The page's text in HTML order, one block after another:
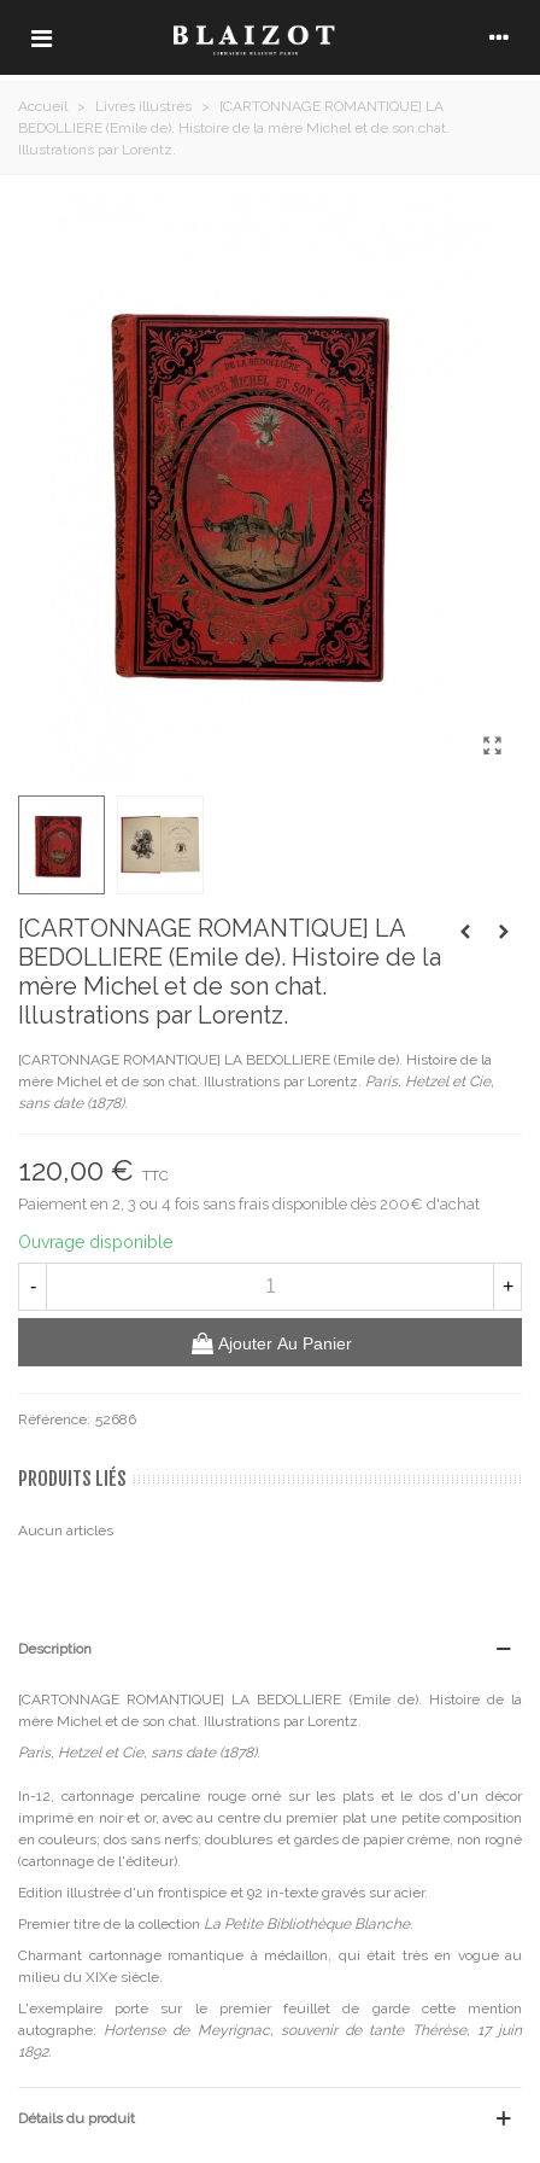
Accueil > Livres illustrés >
[CARTONNAGE ROMANTIQUE] LA
BEDOLLIERE (Emile de). Histoire de la mère Michel et de son chat.
Illustrations par Lorentz.
[CARTONNAGE ROMANTIQUE] LA
BEDOLLIERE (Emile de). Histoire de la
mère Michel et de son chat.
Illustrations par Lorentz.
[CARTONNAGE ROMANTIQUE] LA BEDOLLIERE (Emile de). Histoire de la
mère Michel et de son chat. Illustrations par Lorentz. Paris, Hetzel et Cie,
sans date (1878).
120,00 € TTC
Paiement en 2, 3 ou 4 fois sans frais disponible dès 200€ d'achat
Ouvrage disponible
- +
Ajouter Au Panier
Référence: 52686
PRODUITS LIÉS
Aucun articles
Description
[CARTONNAGE ROMANTIQUE] LA BEDOLLIERE (Emile de). Histoire de la
mère Michel et de son chat. Illustrations par Lorentz.
Paris, Hetzel et Cie, sans date (1878).
In-12, cartonnage percaline rouge orné sur les plats et le dos d'un décor
imprimé en noir et or, avec au centre du premier plat une petite composition
en couleurs; dos sans nerfs; doublures et gardes de papier crème, non rogné
(cartonnage de l'éditeur).
Edition illustrée d'un frontispice et 92 in-texte gravés sur acier.
Premier titre de la collection La Petite Bibliothèque Blanche.
Charmant cartonnage romantique à médaillon, qui était très en vogue au
milieu du XIXe siècle.
L'exemplaire porte sur le premier feuillet de garde cette mention
autographe: Hortense de Meyrignac, souvenir de tante Thérèse, 17 juin
1892.
Détails du produit